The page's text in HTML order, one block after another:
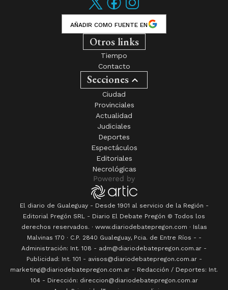
AÑADIR COMO FUENTE EN
Otros links
Tiempo
Contacto
Secciones
Ciudad
Provinciales
Actualidad
Judiciales
Deportes
Espectáculos
Editoriales
Necrológicas
El diario de Gualeguay - Desde 1901 al servicio de la Región -
Editorial Pregón SRL
- Diario El Debate Pregón © Todos los
derechos reservados. · www.diariodebatepregon.com · Islas
Malvinas 170 · C.P. 2840 Gualeguay, Pcia. de Entre Ríos - -
Administración: Int. 108 - adm@diariodebatepregon.com.ar -
Publicidad: Int. 101 - avisos@diariodebatepregon.com.ar -
marketing@diariodebatepregon.com.ar - Redacción / Deportes: Int.
104 - Dirección: direccion@diariodebatepregon.com.ar